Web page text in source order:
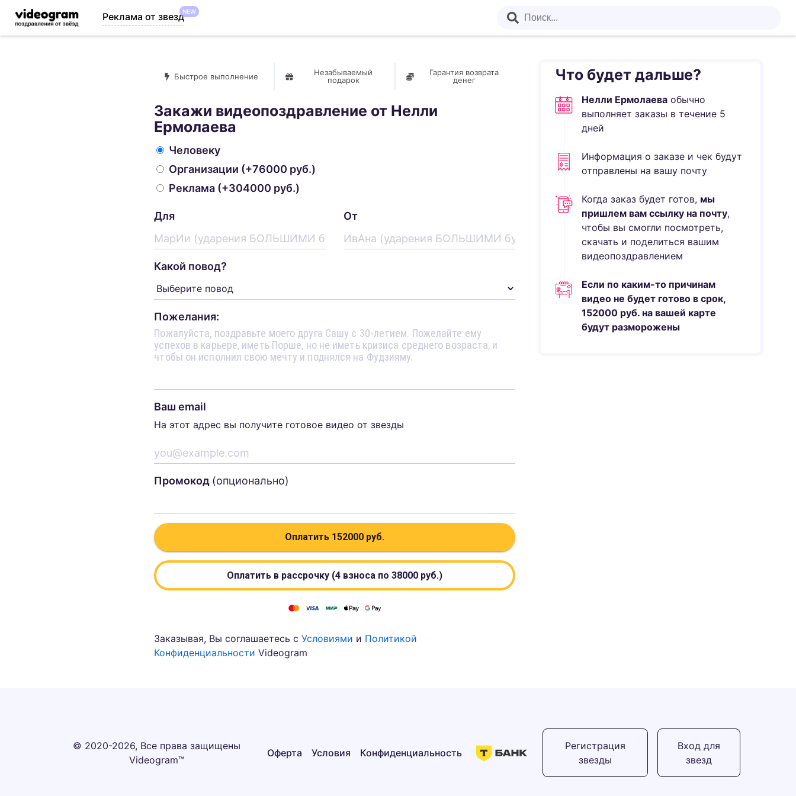
Реклама от звездNEW
Быстрое выполнение
Незабываемый
подарок
Гарантия возврата
денег
Закажи видеопоздравление от Нелли
Ермолаева
Человеку
Организации (+76000 руб.)
Реклама (+304000 руб.)
Для От
Какой повод?
Пожелания:
Ваш email
На этот адрес вы получите готовое видео от звезды
Промокод (опционально)
Оплатить 152000 руб.
Оплатить в рассрочку (4 взноса по38000 руб.)
Что будет дальше?
Нелли Ермолаева обычно
выполняетзаказы в течение 5
дней
Информация о заказе и чек будут
отправлены на вашу почту
Когда заказ будет готов, мы
пришлем вам ссылку на почту,
чтобы вы смогли посмотреть,
скачать и поделиться вашим
видеопоздравлением
Если по каким-то причинам
видео не будет готово в срок,
152000 руб. на вашей карте
будут разморожены
Заказывая, Вы соглашаетесь сУсловиями и Политикой
Конфиденциальности Videogram
© 2020-2026, Все права защищены
Videogram™
Оферта Условия Конфиденциальность
Регистрация
звезды
Вход для
звезд